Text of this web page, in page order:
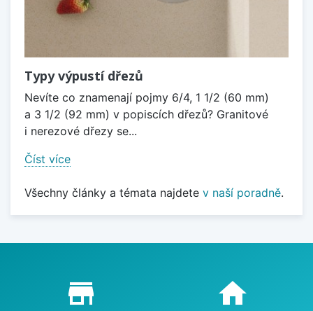
Typy výpustí dřezů
Nevíte co znamenají pojmy 6/4, 1 1/2 (60 mm)
a 3 1/2 (92 mm) v popiscích dřezů? Granitové
i nerezové dřezy se...
Číst více
Všechny články a témata najdete v naší poradně.
Proč nakupovat u nás?
store_mall_directory home